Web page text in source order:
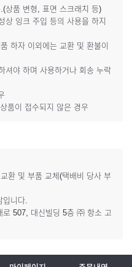
상품 변형, 표면 스크래치 등)
상 잉크 주입 등의 사용을 하지
하자 이외에는 교환 및 환불이
셔야 하며 사용하거나 회송 누락
품이 접수되지 않은 경우
환 및 부품 교체(택배비 당사 부
니다.
507, 대신빌딩 5층 ㈜ 항소 고